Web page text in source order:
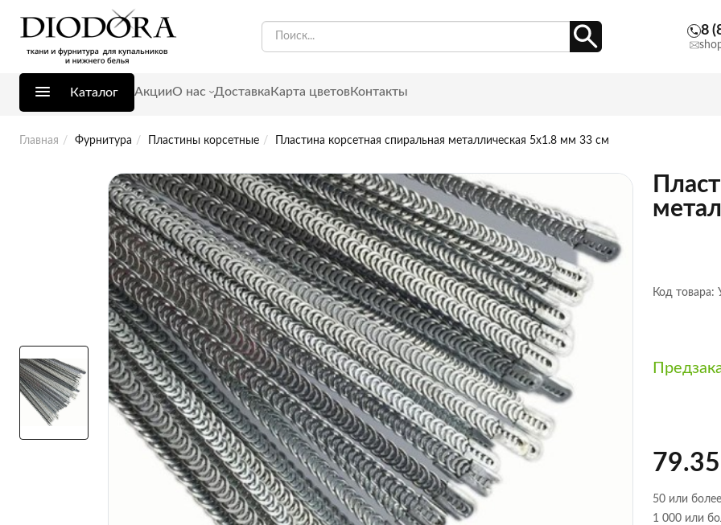
8
Каталог АкцииО нас Доставка Карта цветовКонтакты
Главная Фурнитура Пластины корсетные Пластина корсетная спиральная металлическая 5х1.8 мм 33 см
Код товара:
50 или
1 000 или